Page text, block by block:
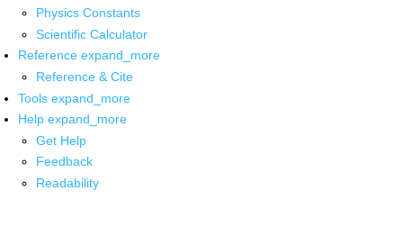
Physics Constants
Scientific Calculator
Reference expand_more
Reference & Cite
Tools expand_more
Help expand_more
Get Help
Feedback
Readability